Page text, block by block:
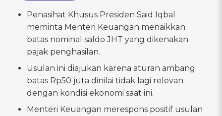
Penasihat Khusus Presiden Said Iqbal
meminta Menteri Keuangan menaikkan
batas nominal saldo JHT yang dikenakan
pajak penghasilan.
Usulan ini diajukan karena aturan ambang
batas Rp50 juta dinilai tidak lagi relevan
dengan kondisi ekonomi saat ini.
Menteri Keuangan merespons positif usulan